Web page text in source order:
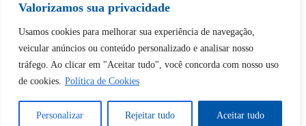
Valorizamos sua privacidade
Usamos cookies para melhorar sua experiência de navegação,
veicular anúncios ou conteúdo personalizado e analisar nosso
tráfego. Ao clicar em "Aceitar tudo", você concorda com nosso uso
de cookies. Política de Cookies
Personalizar Rejeitar tudo Aceitar tudo
desbloquear esta publicação?
Desbloquear esquerda : 0